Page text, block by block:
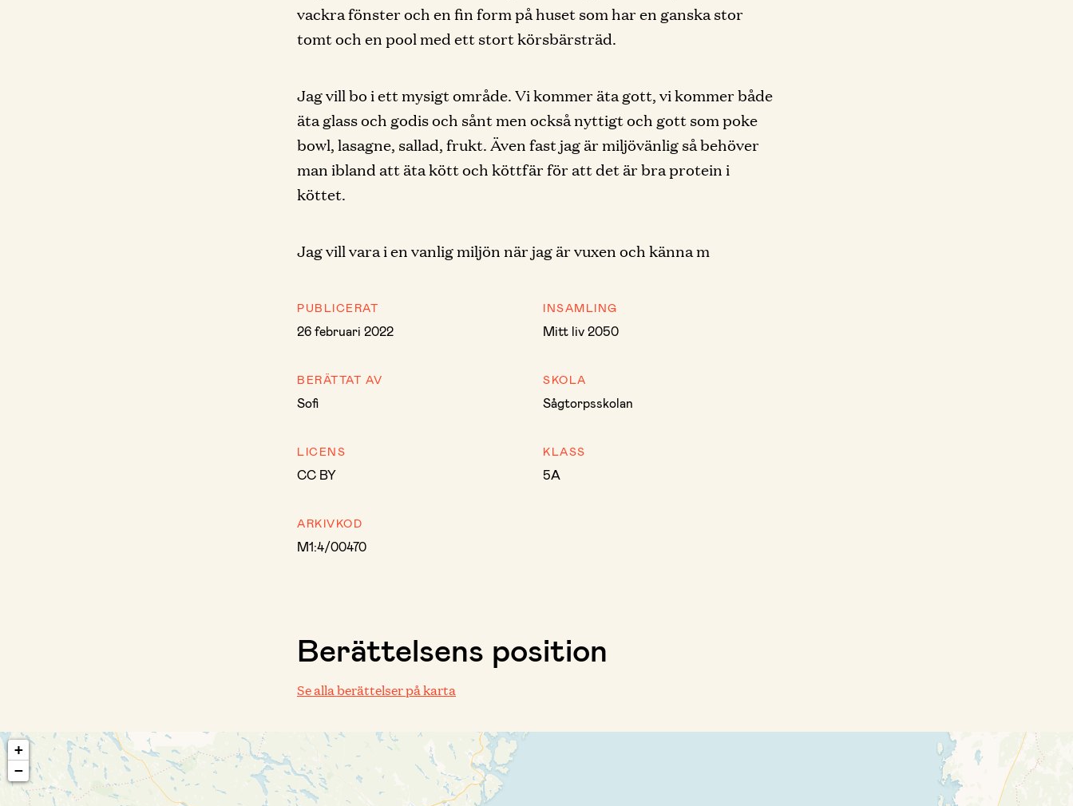
vackra fönster och en fin form på huset som har en ganska stor
tomt och en pool med ett stort körsbärsträd.
Jag vill bo i ett mysigt område. Vi kommer äta gott, vi kommer både
äta glass och godis och sånt men också nyttigt och gott som poke
bowl, lasagne, sallad, frukt. Även fast jag är miljövänlig så behöver
man ibland att äta kött och köttfär för att det är bra protein i
köttet.
Jag vill vara i en vanlig miljön när jag är vuxen och känna m
PUBLICERAT
26 februari 2022
BERÄTTAT AV
Sofi
LICENS
CC BY
ARKIVKOD
M1:4/00470
INSAMLING
Mitt liv 2050
SKOLA
Sågtorpsskolan
KLASS
5A
Berättelsens position
Se alla berättelser på karta
+
−